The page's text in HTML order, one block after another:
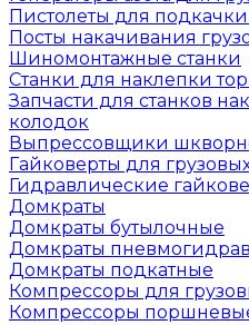
Пистолеты для
Посты накачивания
Шиномонтажные станки
Станки для наклепки
Запчасти для станков
колодок
Выпрессовщики
Гайковерты для
Гидравлические
Домкраты
Домкраты бутылочные
Домкраты
Домкраты подкатные
Компрессоры для
Компрессоры